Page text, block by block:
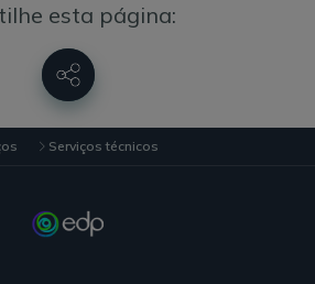
esta página:
Serviços técnicos